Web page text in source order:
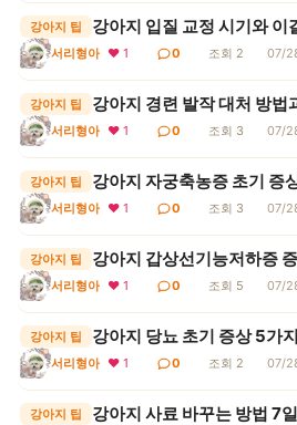
강아지 팁 강아지 입질 교정 시기와 이
서리형아 ❤ 1 0 조회 2 07/
강아지 팁 강아지 경련 발작 대처 방법
서리형아 ❤ 1 0 조회 3 07/
강아지 팁
서리형아 ❤ 1 0 조회 3 07/
강아지 팁 강아지 갑상선기능저하증
서리형아 ❤ 1 0 조회 5 07/
강아지 팁 강아지 당뇨 초기 증상 5가
서리형아 ❤ 1 0 조회 2 07/
강아지 팁